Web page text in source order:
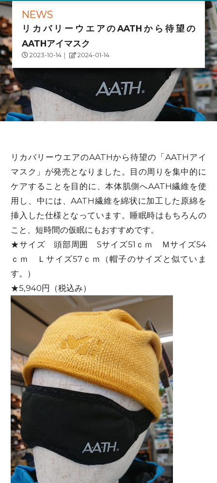
NEWS
リカバリーウエアのAATHから待望の
AATHアイマスク
2023-10-14 ｜ 2024-01-14
リカバリーウエアのAATHから待望の「AATHアイ
マスク」が発売となりました。目の周りを集中的に
ケアすることを目的に、本体肌側へAATH繊維を使
用し、中には、AATH繊維を綿状に加工した原綿を
挿入した仕様となっています。睡眠時はもちろんの
こと、短時間の仮眠にもおすすめです。
★サイズ 頭部周囲 Sサイズ51ｃｍ Ｍサイズ54
ｃｍ Ｌサイズ57ｃｍ（帽子のサイズと似ていま
す。）
★5,940円（税込み）